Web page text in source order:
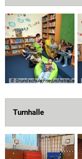
© Grundschule Friedrichstraße
Turnhalle